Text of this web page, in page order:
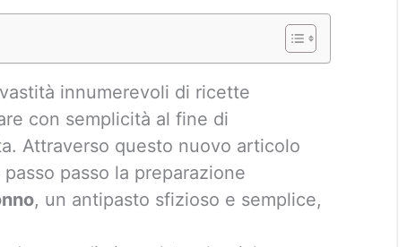
innumerevoli di ricette
con semplicità al fine di
Attraverso questo nuovo articolo
passo la preparazione
, un antipasto sfizioso e semplice,